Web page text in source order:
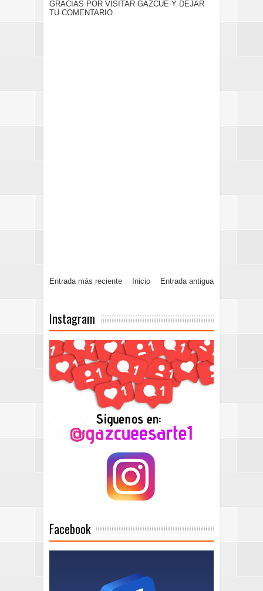
GRACIAS POR VISITAR GAZCUE Y DEJAR
TU COMENTARIO.
Entrada más reciente Entrada antigua
Inicio
Instagram
Facebook